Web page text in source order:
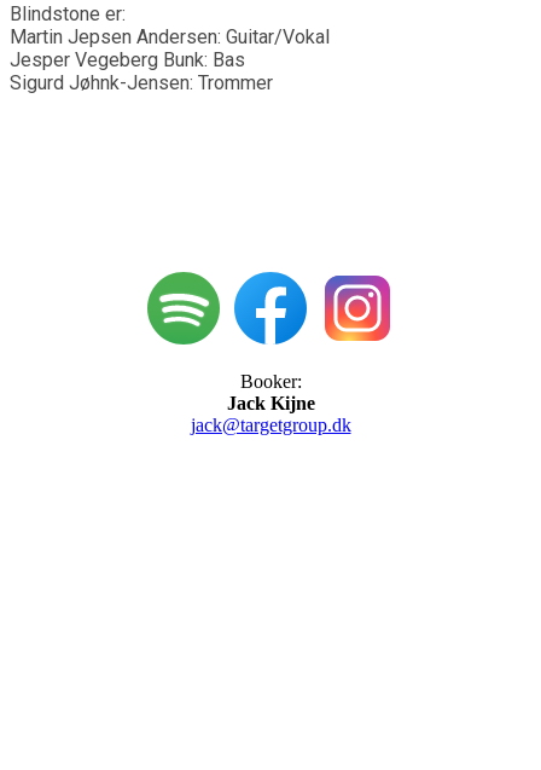
Blindstone er:
Martin Jepsen Andersen: Guitar/Vokal
Jesper Vegeberg Bunk: Bas
Sigurd Jøhnk-Jensen: Trommer
Booker:
Jack Kijne
jack@targetgroup.dk